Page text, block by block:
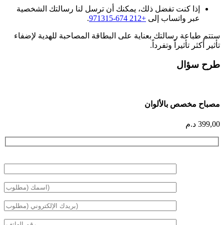
إذا كنت تفضل ذلك، يمكنك أن ترسل لنا رسالتك الشخصية
عبر واتساب إلى +212 674-971315
.
ستتم طباعة رسالتك بعناية على البطاقة المصاحبة للهدية لإضفاء
تأثير أكثر تأثيراً وتفرداً.
طرح سؤال
مصباح مخصص بالألوان
399,00 د.م